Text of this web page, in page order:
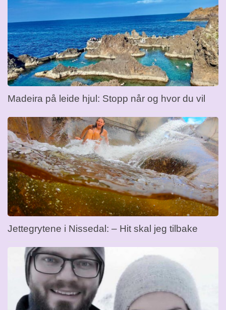
Madeira på leide hjul: Stopp når og hvor du vil
Jettegrytene i Nissedal: – Hit skal jeg tilbake